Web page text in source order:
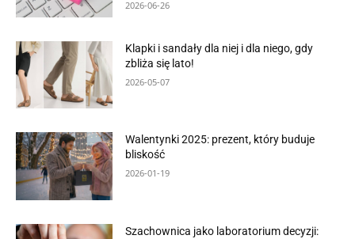
2026-06-26
Klapki i sandały dla niej i dla niego, gdy
zbliża się lato!
2026-05-07
Walentynki 2025: prezent, który buduje
bliskość
2026-01-19
Szachownica jako laboratorium decyzji: